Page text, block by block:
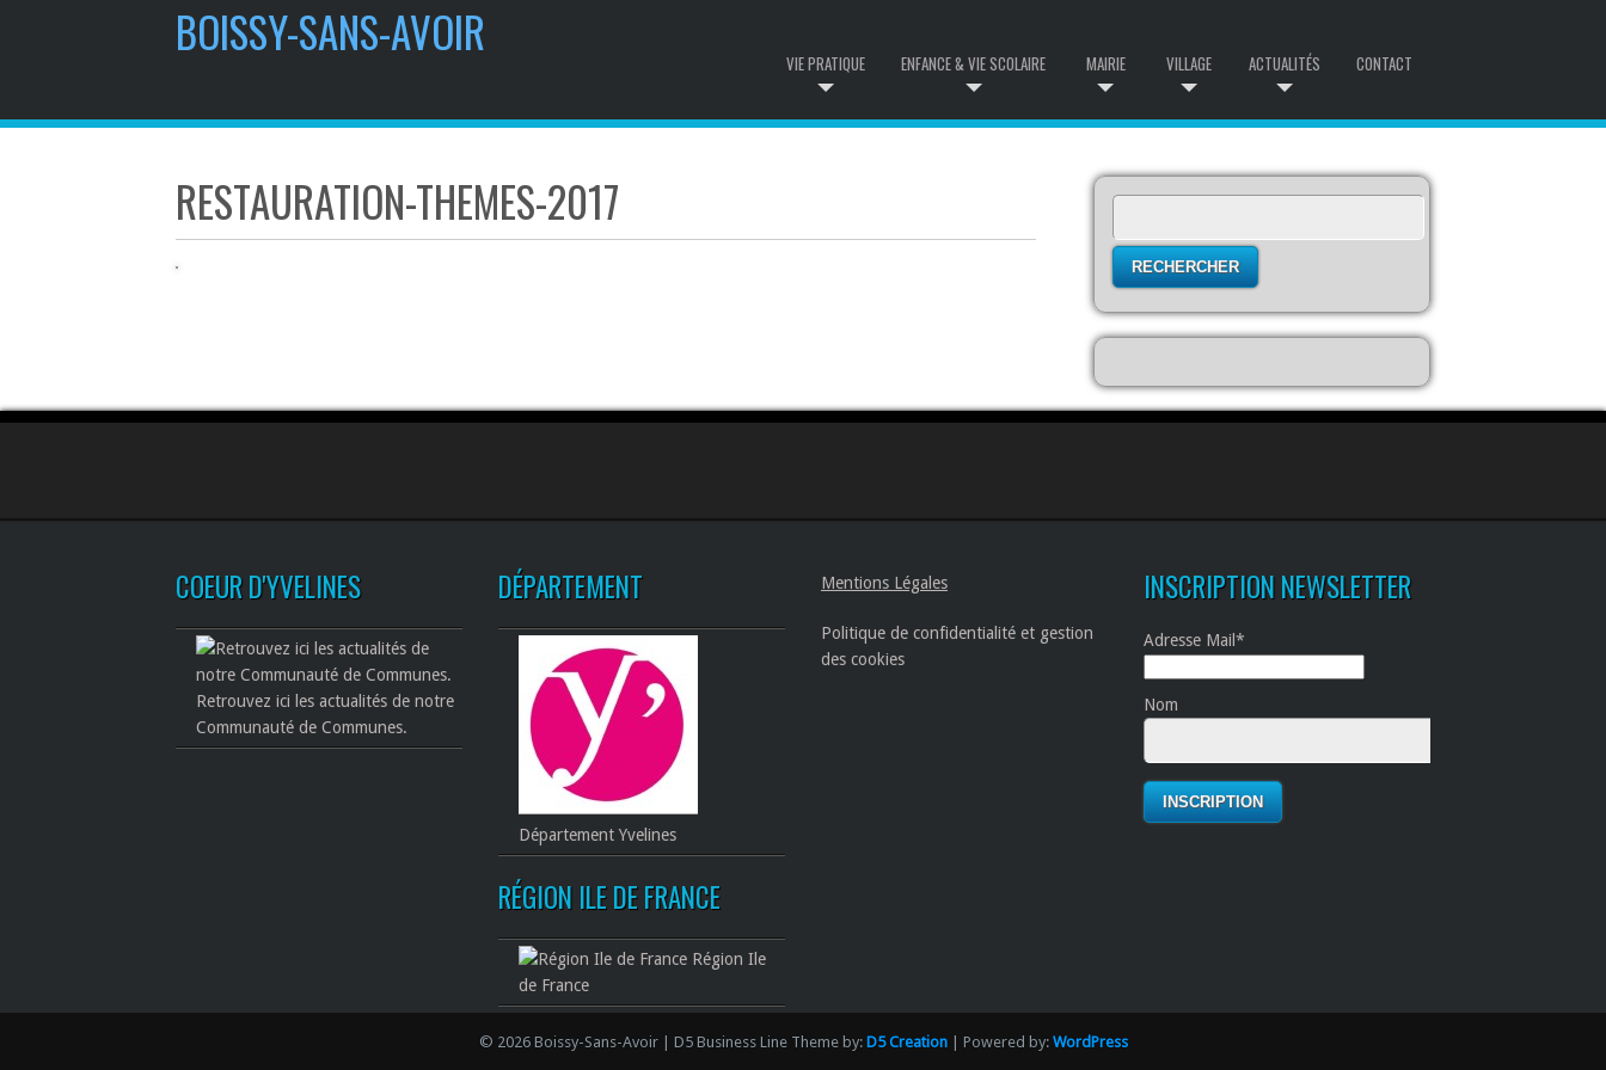
BOISSY-SANS-AVOIR
CONTACT
ACTUALITÉS
VILLAGE
MAIRIE
ENFANCE & VIE SCOLAIRE
VIE PRATIQUE
RESTAURATION-THEMES-2017
COEUR D'YVELINES
Retrouvez ici les actualités de notre
Communauté de Communes.
DÉPARTEMENT
Département Yvelines
RÉGION ILE DE FRANCE
Région Ile
de France
Mentions Légales
Politique de confidentialité et gestion
des cookies
INSCRIPTION NEWSLETTER
Adresse Mail*
Nom
© 2026 Boissy-Sans-Avoir | D5 Business Line Theme by: D5 Creation| Powered by: WordPress